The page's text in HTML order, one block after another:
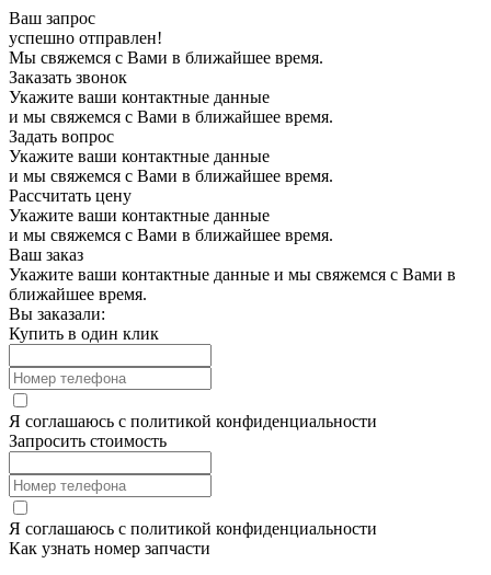
Ваш запрос
успешно отправлен!
Мы свяжемся с Вами в ближайшее время.
Заказать звонок
Укажите ваши контактные данные
и мы свяжемся с Вами в ближайшее время.
Задать вопрос
Укажите ваши контактные данные
и мы свяжемся с Вами в ближайшее время.
Рассчитать цену
Укажите ваши контактные данные
и мы свяжемся с Вами в ближайшее время.
Ваш заказ
Укажите ваши контактные данные и мы свяжемся с Вами в
ближайшее время.
Вы заказали:
Купить в один клик
Я соглашаюсь с политикой конфиденциальности
Запросить стоимость
Я соглашаюсь с политикой конфиденциальности
Как узнать номер запчасти